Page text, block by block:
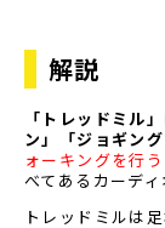
解説
「トレッドミル」
ン」「ジョギング
ォーキングを行
べてあるカーデ
トレッドミルは